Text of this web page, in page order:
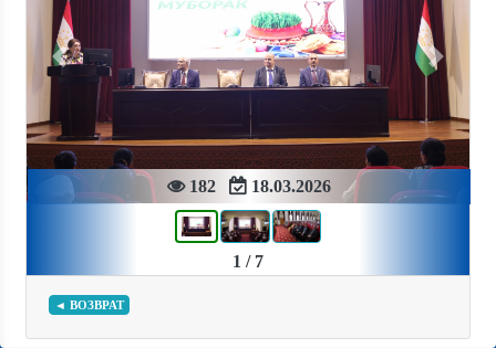
182 18.03.2026
Previous Next
1 / 7
◄ ВОЗВРАТ